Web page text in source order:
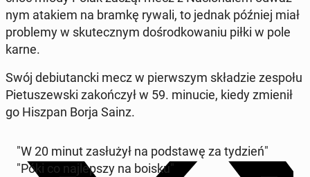
nym atakiem na bramkę rywali, to jednak później miał
pro­ble­my w sku­tecz­nym do­środ­ko­wa­niu piłki w pole
karne.
Swój de­biu­tanc­ki mecz w pierw­szym skła­dzie zespołu
Pie­tu­szew­ski za­koń­czył w 59. minucie, kiedy zmienił
go Hiszpan Borja Sainz.
"W 20 minut za­słu­żył na pod­sta­wę za tydzień"
"Póki co naj­lep­szy na boisku"